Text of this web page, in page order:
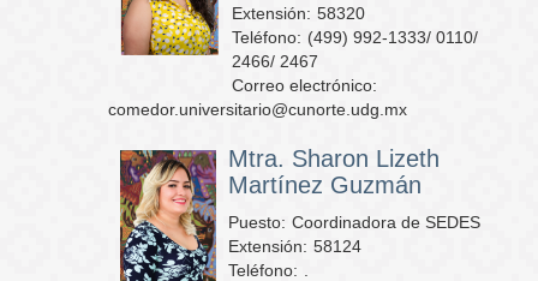
Extensión: 58320
Teléfono: (499) 992-1333/ 0110/
2466/ 2467
Correo electrónico:
comedor.universitario@cunorte.udg.mx
Mtra. Sharon Lizeth
Martínez Guzmán
Puesto: Coordinadora de SEDES
Extensión: 58124
Teléfono: